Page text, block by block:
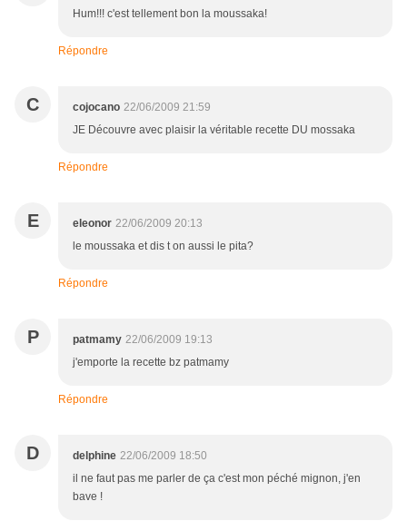
Hum!!! c'est tellement bon la moussaka!
Répondre
C cojocano 22/06/2009 21:59
JE Découvre avec plaisir la véritable recette DU mossaka
Répondre
E eleonor 22/06/2009 20:13
le moussaka et dis t on aussi le pita?
Répondre
P patmamy 22/06/2009 19:13
j'emporte la recette bz patmamy
Répondre
D delphine 22/06/2009 18:50
il ne faut pas me parler de ça c'est mon péché mignon, j'en
bave !